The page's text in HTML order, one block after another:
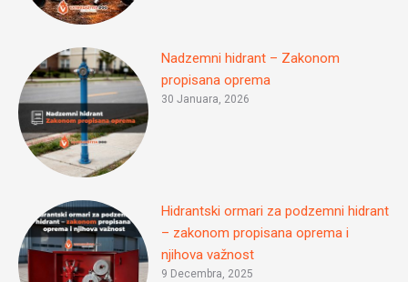
Nadzemni hidrant – Zakonom
propisana oprema
30 Januara, 2026
Hidrantski ormari za podzemni hidrant
– zakonom propisana oprema i
njihova važnost
9 Decembra, 2025